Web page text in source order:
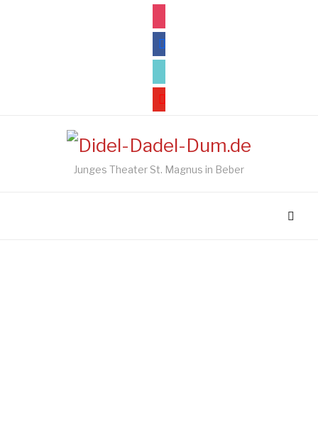
facebook
youtube
Junges Theater St. Magnus in Beber